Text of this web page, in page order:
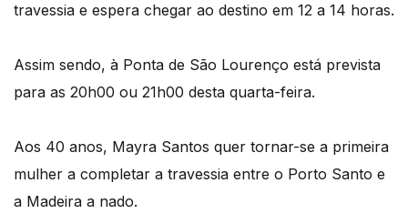
travessia e espera chegar ao destino em 12 a 14 horas.
Assim sendo, à Ponta de São Lourenço está prevista
para as 20h00 ou 21h00 desta quarta-feira.
Aos 40 anos, Mayra Santos quer tornar-se a primeira
mulher a completar a travessia entre o Porto Santo e
a Madeira a nado.